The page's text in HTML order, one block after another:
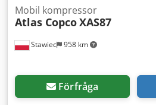
Stawiec 958 km
Mobil kompressor
Atlas CopcoXAS87
Förfråga